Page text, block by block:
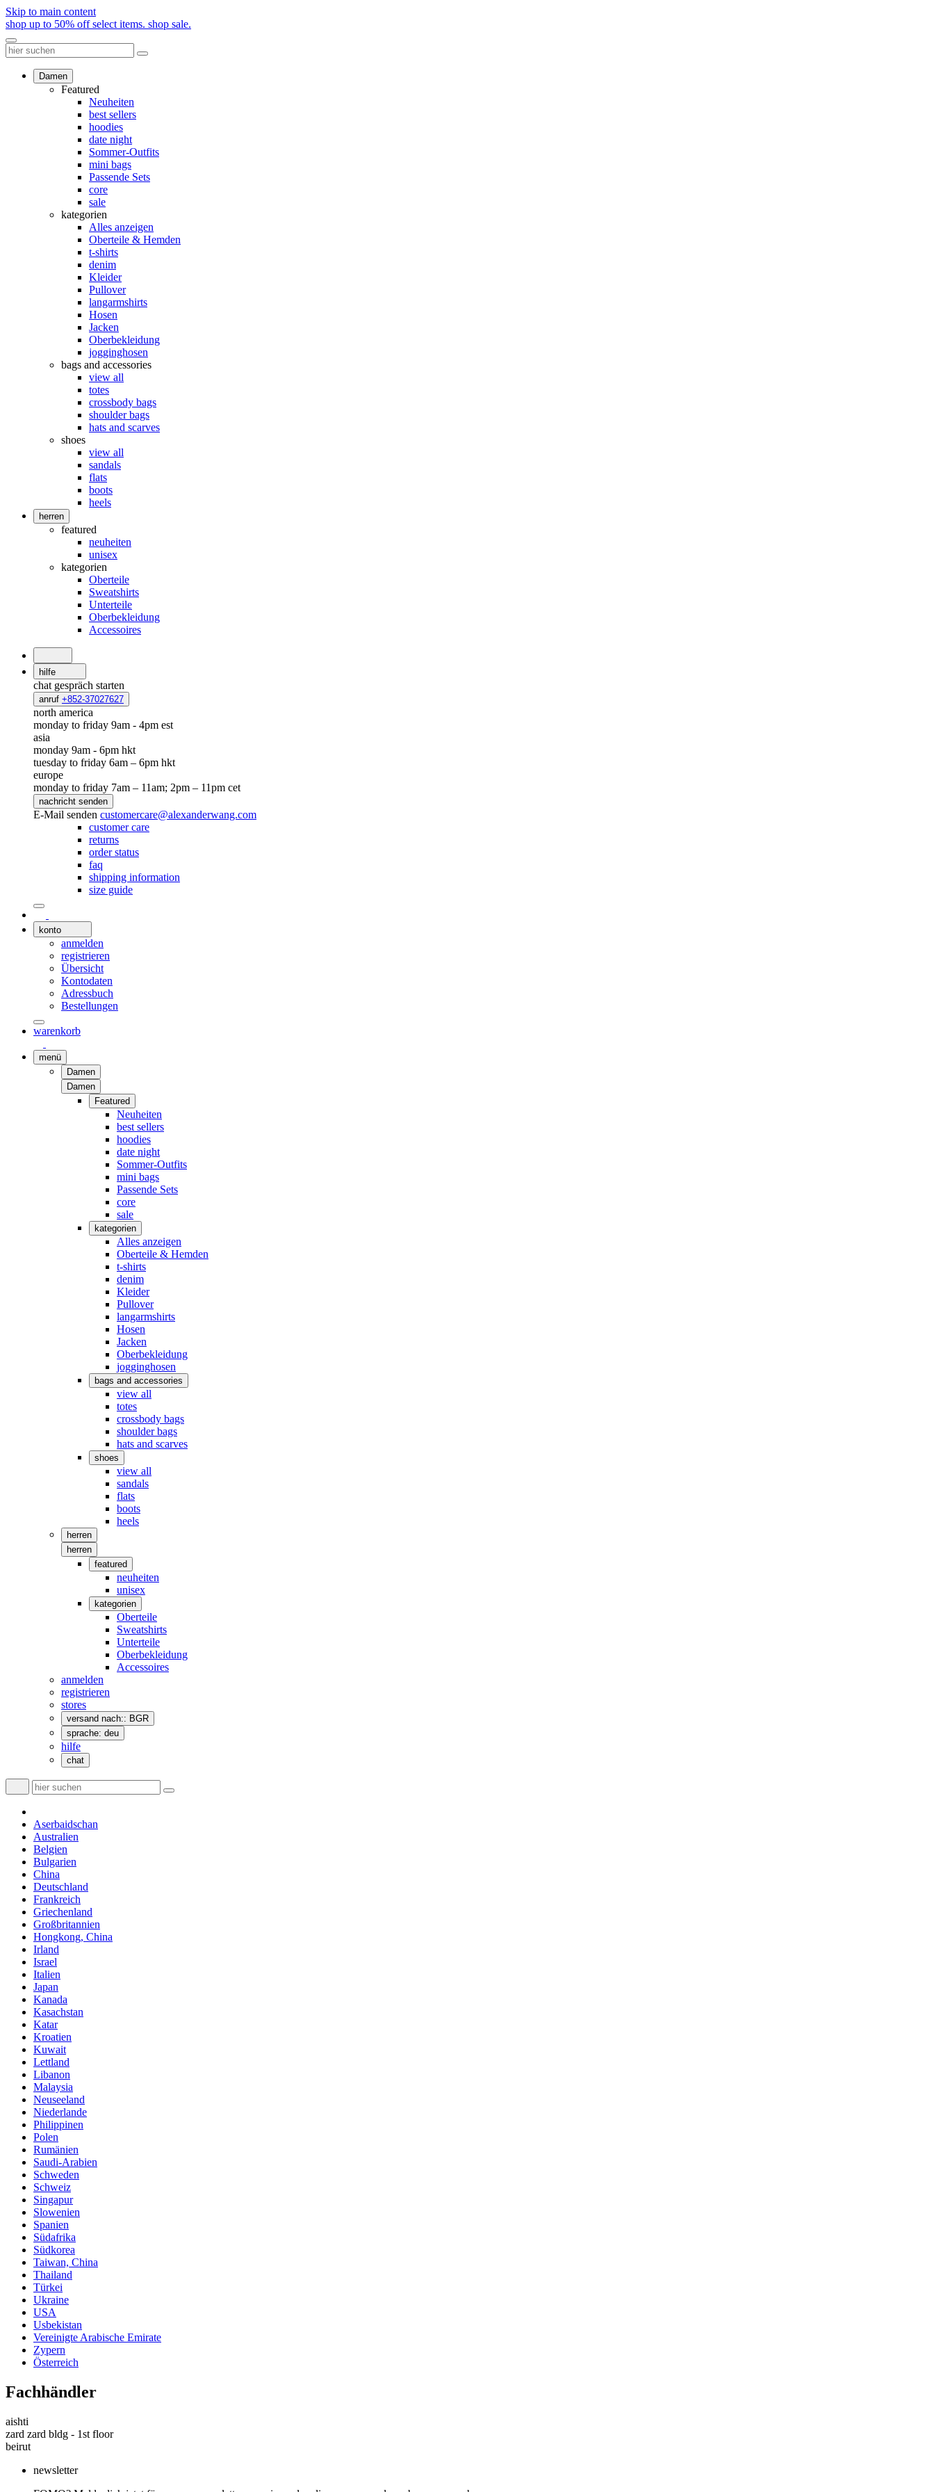
Skip to main content
shop up to 50% off select items. shop sale.
Damen
Featured
Neuheiten
best sellers
hoodies
date night
Sommer-Outfits
mini bags
Passende Sets
core
sale
kategorien
Alles anzeigen
Oberteile & Hemden
t-shirts
denim
Kleider
Pullover
langarmshirts
Hosen
Jacken
Oberbekleidung
jogginghosen
bags and accessories
view all
totes
crossbody bags
shoulder bags
hats and scarves
shoes
view all
sandals
flats
boots
heels
herren
featured
neuheiten
unisex
kategorien
Oberteile
Sweatshirts
Unterteile
Oberbekleidung
Accessoires
hilfe
chat gespräch starten
anruf +852-37027627
north america
monday to friday 9am - 4pm est
asia
monday 9am - 6pm hkt
tuesday to friday 6am – 6pm hkt
europe
monday to friday 7am – 11am; 2pm – 11pm cet
nachricht senden
E-Mail senden customercare@alexanderwang.com
customer care
returns
order status
faq
shipping information
size guide
konto
anmelden
registrieren
Übersicht
Kontodaten
Adressbuch
Bestellungen
warenkorb
menü
Damen
Damen
Featured
Neuheiten
best sellers
hoodies
date night
Sommer-Outfits
mini bags
Passende Sets
core
sale
kategorien
Alles anzeigen
Oberteile & Hemden
t-shirts
denim
Kleider
Pullover
langarmshirts
Hosen
Jacken
Oberbekleidung
jogginghosen
bags and accessories
view all
totes
crossbody bags
shoulder bags
hats and scarves
shoes
view all
sandals
flats
boots
heels
herren
herren
featured
neuheiten
unisex
kategorien
Oberteile
Sweatshirts
Unterteile
Oberbekleidung
Accessoires
anmelden
registrieren
stores
versand nach:: BGR
sprache: deu
hilfe
chat
Aserbaidschan
Australien
Belgien
Bulgarien
China
Deutschland
Frankreich
Griechenland
Großbritannien
Hongkong, China
Irland
Israel
Italien
Japan
Kanada
Kasachstan
Katar
Kroatien
Kuwait
Lettland
Libanon
Malaysia
Neuseeland
Niederlande
Philippinen
Polen
Rumänien
Saudi-Arabien
Schweden
Schweiz
Singapur
Slowenien
Spanien
Südafrika
Südkorea
Taiwan, China
Thailand
Türkei
Ukraine
USA
Usbekistan
Vereinigte Arabische Emirate
Zypern
Österreich
Fachhändler
aishti
zard zard bldg - 1st floor
beirut
newsletter